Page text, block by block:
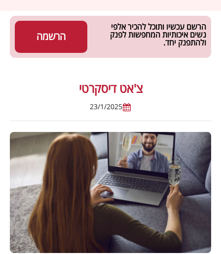
הרשמה
הרשם עכשיו ותוכל להכיר אלפי
נשים איכותיות המחפשות לפנק
ולהתפנק יחד.
צ'אט דיסקרטי
23/1/2025